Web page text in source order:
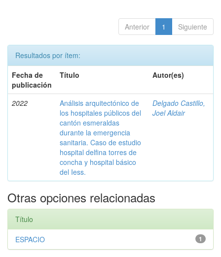
Anterior 1 Siguiente
Resultados por ítem:
Fecha de
publicación
Título Autor(es)
2022
Análisis arquitectónico de
los hospitales públicos del
cantón esmeraldas
durante la emergencia
sanitaria. Caso de estudio
hospital delfina torres de
concha y hospital básico
del Iess.
Delgado Castillo,
Joel Aldair
Otras opciones relacionadas
Título
1
ESPACIO